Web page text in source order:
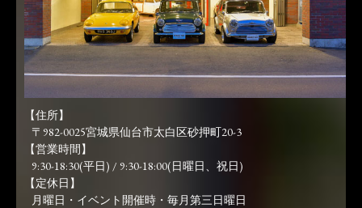
【住所】
〒982-0025宮城県仙台市太白区砂押町20-3
【営業時間】
9:30-18:30(平日) / 9:30-18:00(日曜日、祝日)
【定休日】
月曜日・イベント開催時・毎月第三日曜日